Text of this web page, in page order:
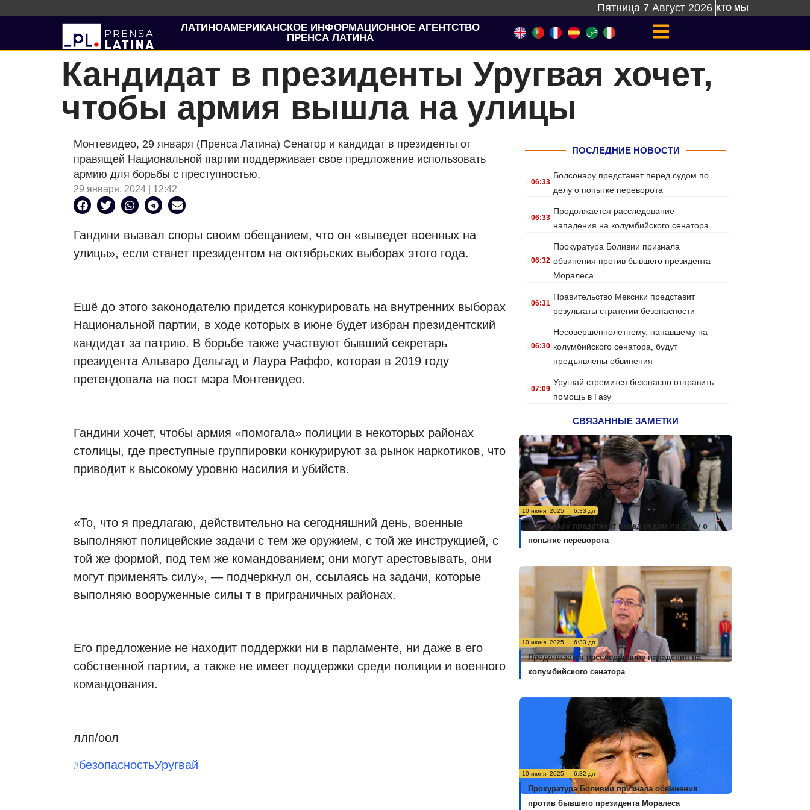
Пятница 7 Август 2026 КТО МЫ
ЛАТИНОАМЕРИКАНСКОЕ ИНФОРМАЦИОННОЕ АГЕНТСТВО
ПРЕНСА ЛАТИНА
Кандидат в президенты Уругвая хочет,
чтобы армия вышла на улицы
Монтевидео, 29 января (Пренса Латина) Сенатор и кандидат в президенты от
правящей Национальной партии поддерживает свое предложение использовать
армию для борьбы с преступностью.
29 января, 2024 | 12:42
Гандини вызвал споры своим обещанием, что он «выведет военных на
улицы», если станет президентом на октябрьских выборах этого года.
Ешё до этого законодателю придется конкурировать на внутренних выборах
Национальной партии, в ходе которых в июне будет избран президентский
кандидат за патрию. В борьбе также участвуют бывший секретарь
президента Альваро Дельгад и Лаура Раффо, которая в 2019 году
претендовала на пост мэра Монтевидео.
Гандини хочет, чтобы армия «помогала» полиции в некоторых районах
столицы, где преступные группировки конкурируют за рынок наркотиков, что
приводит к высокому уровню насилия и убийств.
«То, что я предлагаю, действительно на сегодняшний день, военные
выполняют полицейские задачи с тем же оружием, с той же инструкцией, с
той же формой, под тем же командованием; они могут арестовывать, они
могут применять силу», — подчеркнул он, ссылаясь на задачи, которые
выполняю вооруженные силы т в приграничных районах.
Его предложение не находит поддержки ни в парламенте, ни даже в его
собственной партии, а также не имеет поддержки среди полиции и военного
командования.
ллп/оол
#безопасностьУругвай
ПОСЛЕДНИЕ НОВОСТИ
.06:33
Болсонару предстанет перед судом по
делу о попытке переворота
.06:33
Продолжается расследование
нападения на колумбийского сенатора
.06:32
Прокуратура Боливии признала
обвинения против бывшего президента
Моралеса
.06:31
Правительство Мексики представит
результаты стратегии безопасности
.06:30
Несовершеннолетнему, напавшему на
колумбийского сенатора, будут
предъявлены обвинения
.07:09
Уругвай стремится безопасно отправить
помощь в Газу
СВЯЗАННЫЕ ЗАМЕТКИ
10 июня, 2025 6:33 дп
Болсонару предстанет перед судом по делу о
попытке переворота
10 июня, 2025 6:33 дп
Продолжается расследование нападения на
колумбийского сенатора
10 июня, 2025 6:32 дп
Прокуратура Боливии признала обвинения
против бывшего президента Моралеса